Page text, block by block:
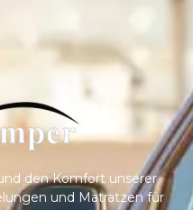
den Komfort unserer
und Matratzen für